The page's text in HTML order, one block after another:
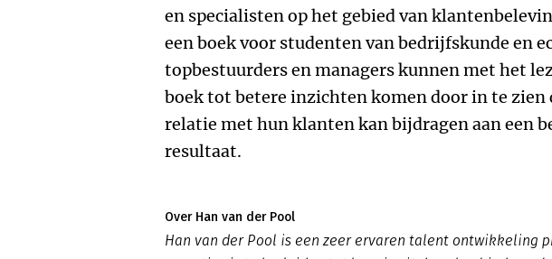
en specialisten op het gebied van
een boek voor studenten van bedrijfskunde en
topbestuurders en managers kunnen met het
boek tot betere inzichten komen door in te zien
relatie met hun klanten kan bijdragen aan een
resultaat.
Over Han van der Pool
Han van der Pool is een zeer ervaren talent ontwikkeling